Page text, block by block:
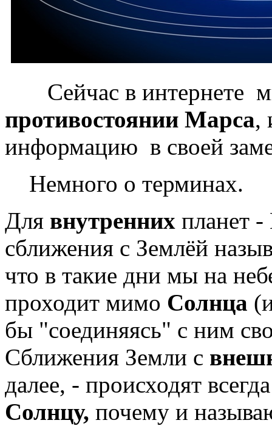
Сейчас в интернете
противостоянии Марса,
информацию в своей
Немного о терминах.
Для внутренних планет
сближения с Землёй
что в такие дни мы на
проходит мимо Солнца
бы "соединяясь" с ним
Сближения Земли с
далее, - происходят
Солнцу, почему и